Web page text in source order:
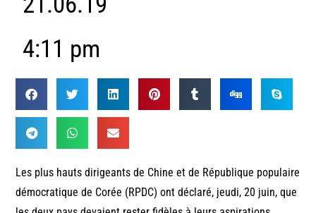
4:11 pm
Les plus hauts dirigeants de Chine et de République populaire
démocratique de Corée (RPDC) ont déclaré, jeudi, 20 juin, que